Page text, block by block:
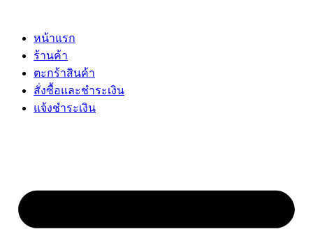
contentหน้าแรก
ร้านค้า
ตะกร้าสินค้า
สั่งซื้อและชำระเงิน
แจ้งชำระเงิน